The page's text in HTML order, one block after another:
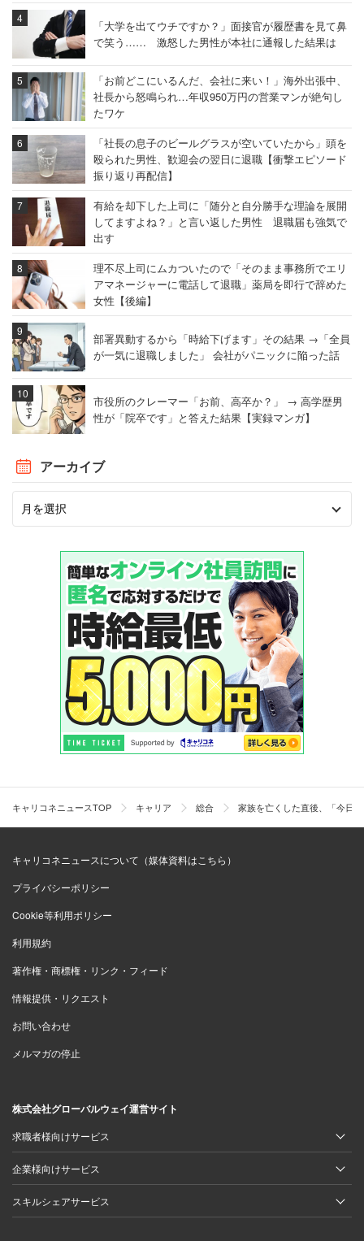
「大学を出てウチですか？」面接官が履歴書を見て鼻
で笑う…… 激怒した男性が本社に通報した結果は
「お前どこにいるんだ、会社に来い！」海外出張中、
社長から怒鳴られ…年収950万円の営業マンが絶句し
たワケ
「社長の息子のビールグラスが空いていたから」頭を
殴られた男性、歓迎会の翌日に退職【衝撃エピソード
振り返り再配信】
有給を却下した上司に「随分と自分勝手な理論を展開
してますよね？」と言い返した男性 退職届も強気で
出す
理不尽上司にムカついたので「そのまま事務所でエリ
アマネージャーに電話して退職」薬局を即行で辞めた
女性【後編】
部署異動するから「時給下げます」その結果 →「全員
が一気に退職しました」 会社がパニックに陥った話
市役所のクレーマー「お前、高卒か？」 → 高学歴男
性が「院卒です」と答えた結果【実録マンガ】
アーカイブ
キャリコネニュースTOP キャリア 総合 家族を亡くした直後、「今日
キャリコネニュースについて（媒体資料はこちら）
プライバシーポリシー
Cookie等利用ポリシー
利用規約
著作権・商標権・リンク・フィード
情報提供・リクエスト
お問い合わせ
メルマガの停止
株式会社グローバルウェイ運営サイト
求職者様向けサービス
企業様向けサービス
スキルシェアサービス